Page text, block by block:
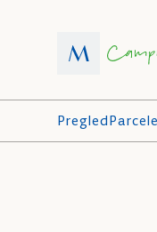
PregledParcele